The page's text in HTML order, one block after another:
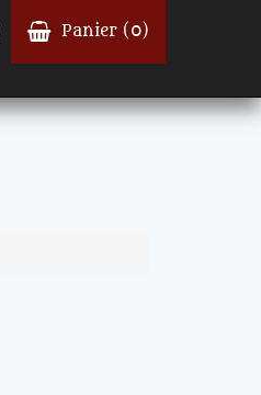
Panier ( 0)